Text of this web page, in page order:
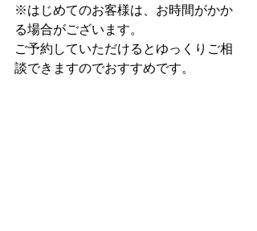
※はじめてのお客様は、お時間がかか
る場合がございます。
ご予約していただけるとゆっくりご相
談できますのでおすすめです。